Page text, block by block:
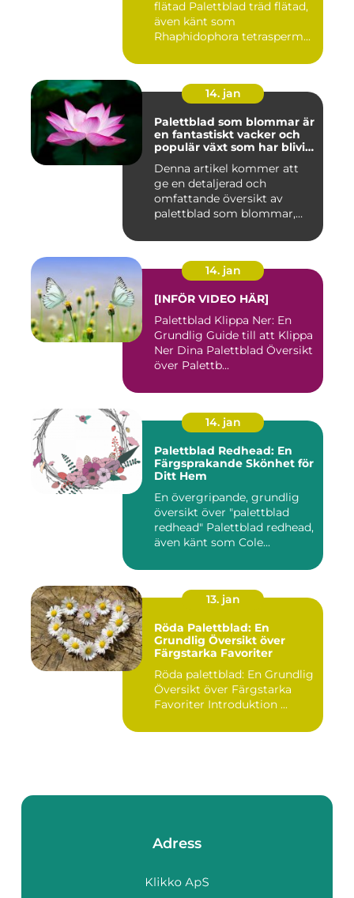
flätad Palettblad träd flätad,
även känt som
Rhaphidophora tetrasperm...
14. jan
Palettblad som blommar är
en fantastiskt vacker och
populär växt som har blivit
trädgårdsentusiaster runt
om i världen
Denna artikel kommer att
ge en detaljerad och
omfattande översikt av
palettblad som blommar,
14. jan
[INFÖR VIDEO HÄR]
Palettblad Klippa Ner: En
Grundlig Guide till att Klippa
Ner Dina Palettblad Översikt
över Palettb...
14. jan
Palettblad Redhead: En
Färgsprakande Skönhet för
Ditt Hem
En övergripande, grundlig
översikt över "palettblad
redhead" Palettblad redhead,
även känt som Cole...
13. jan
Röda Palettblad: En
Grundlig Översikt över
Färgstarka Favoriter
Röda palettblad: En Grundlig
Översikt över Färgstarka
Favoriter Introduktion ...
Adress